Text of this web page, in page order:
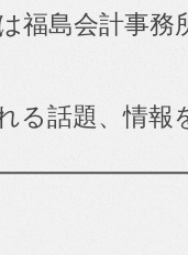
福島会計事
る話題、情報